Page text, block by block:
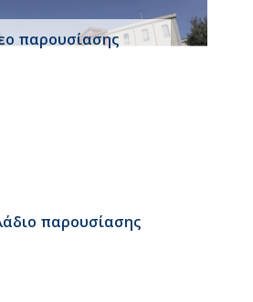
παρουσίασης
παρουσίασης